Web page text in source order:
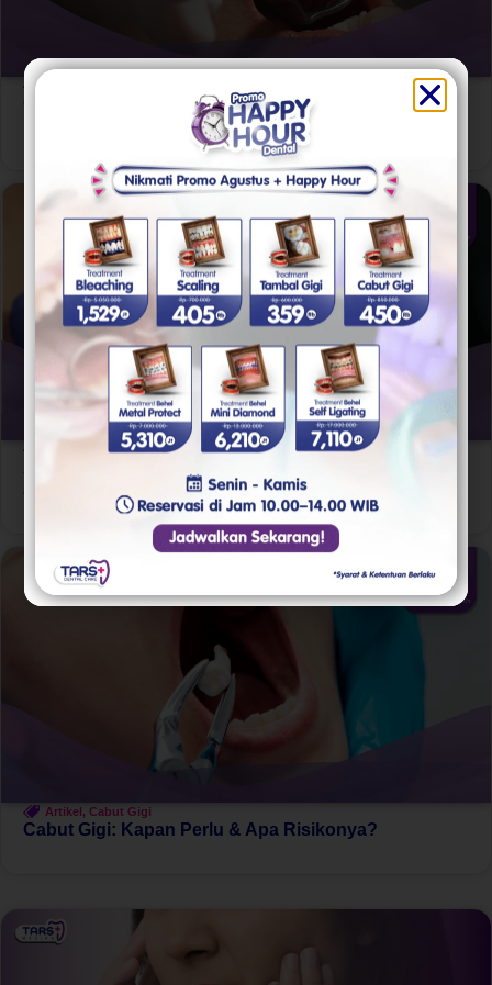
Gigi Bungsu Tumbuh Miring? Hati-hati Dampaknya
Gigi Bungsu,Tips & Trik
Artikel, Cabut Gigi
Cabut Gigi: Kapan Perlu & Apa Risikonya?